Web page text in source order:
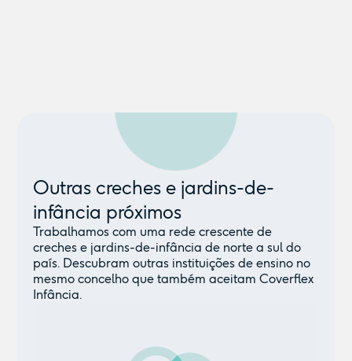
Outras creches e jardins-de-
infância próximos
Trabalhamos com uma rede crescente de
creches e jardins-de-infância de norte a sul do
país. Descubram outras instituições de ensino no
mesmo concelho que também aceitam Coverflex
Infância.